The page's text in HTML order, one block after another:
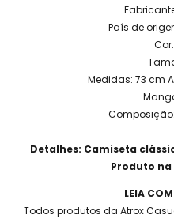
País de
Medidas: 73 cm
Detalhes: Camiseta
Produto na
LEIA
Todos produtos da Atrox